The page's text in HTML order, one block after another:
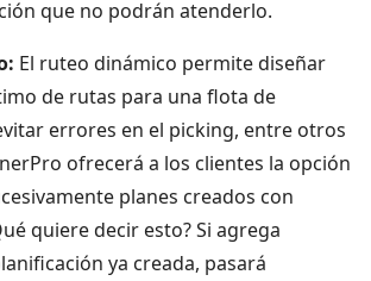
que no podrán atenderlo.
El ruteo dinámico permite diseñar
de rutas para una flota de
errores en el picking, entre otros
ofrecerá a los clientes la opción
planes creados con
quiere decir esto? Si agrega
ya creada, pasará